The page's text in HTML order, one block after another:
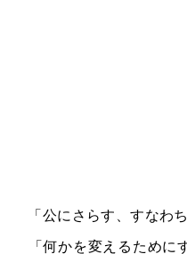
「公にさらす、すなわち
「何かを変えるために